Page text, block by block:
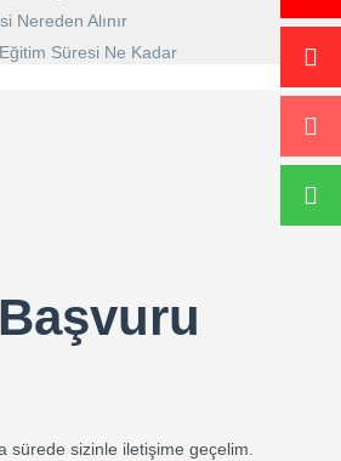
Nereden Alınır
Süresi Ne Kadar
sürede sizinle iletişime geçelim.